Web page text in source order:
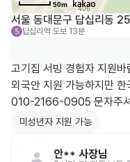
50m
서울 동대문구 답십리동
5 답십리역 도보 13분
고기집 서빙 경험자 지원바
외국안 지원 가능하지만
010-2166-0905 문자주
미성년자 지원 가능
안** 사장님